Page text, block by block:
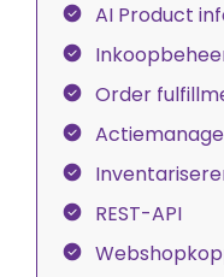
AI Product
Order
REST-API